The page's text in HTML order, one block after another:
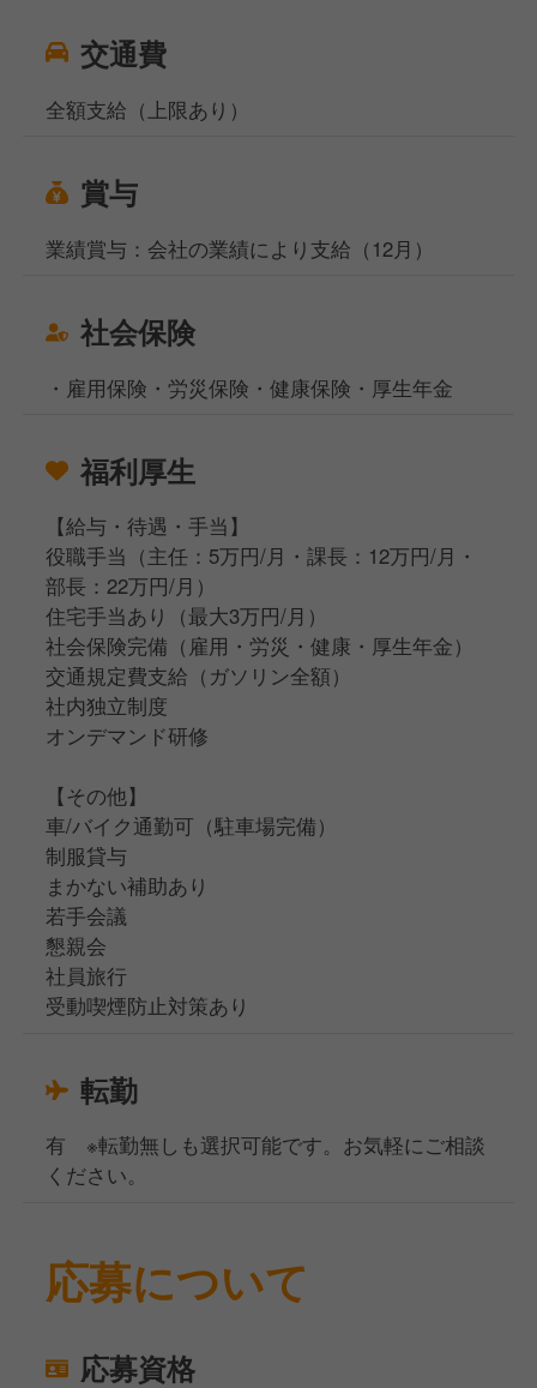
交通費
全額支給（上限あり）
賞与
業績賞与：会社の業績により支給（12月）
社会保険
・雇用保険・労災保険・健康保険・厚生年金
福利厚生
【給与・待遇・手当】
役職手当（主任：5万円/月・課長：12万円/月・
部長：22万円/月）
住宅手当あり（最大3万円/月）
社会保険完備（雇用・労災・健康・厚生年金）
交通規定費支給（ガソリン全額）
社内独立制度
オンデマンド研修
【その他】
車/バイク通勤可（駐車場完備）
制服貸与
まかない補助あり
若手会議
懇親会
社員旅行
受動喫煙防止対策あり
転勤
有 ※転勤無しも選択可能です。お気軽にご相談
ください。
応募について
応募資格